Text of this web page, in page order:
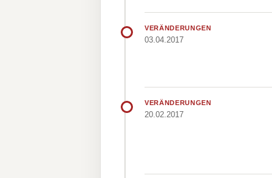
VERÄNDERUNGEN
03.04.2017
VERÄNDERUNGEN
20.02.2017